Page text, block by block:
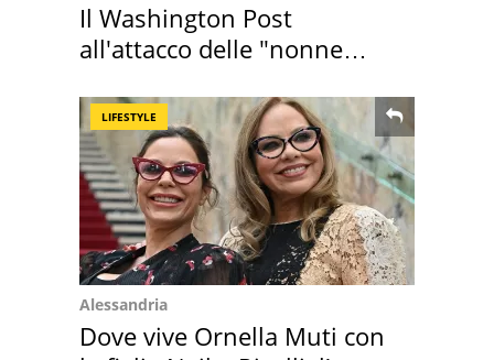
Il Washington Post
all'attacco delle "nonne
LIFESTYLE
Alessandria
Dove vive Ornella Muti con